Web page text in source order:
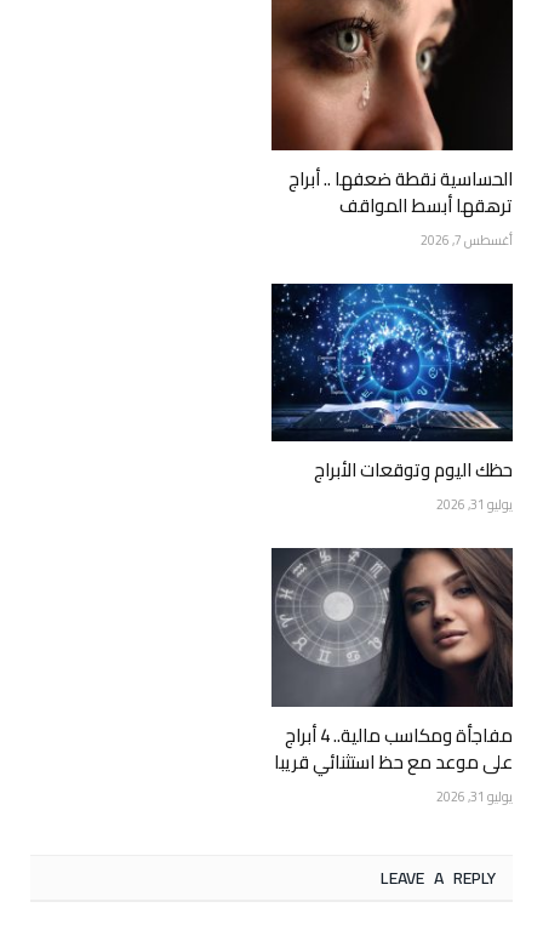
الحساسية نقطة ضعفها .. أبراج
ترهقها أبسط المواقف
أغسطس 7, 2026
حظك اليوم وتوقعات الأبراج
يوليو 31, 2026
مفاجأة ومكاسب مالية.. 4 أبراج
على موعد مع حظ استثنائي قريبا
يوليو 31, 2026
LEAVE A REPLY